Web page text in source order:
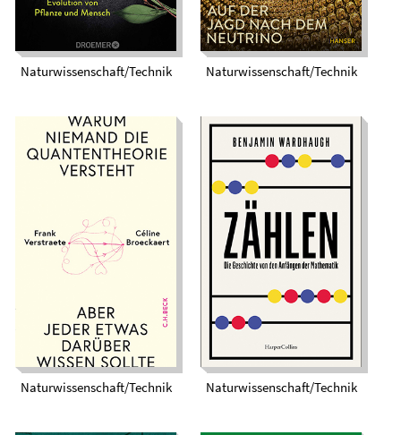
Naturwissenschaft/Technik Naturwissenschaft/Technik
Quantentheorie
versteht. Aber jeder
etwas darüber
wissen sollte
Naturwissenschaft/Technik
Zählen. Die
Geschichte von den
Anfängen der
Mathematik
Naturwissenschaft/Technik